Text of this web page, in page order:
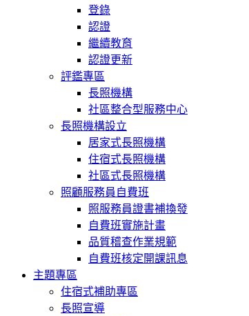
登錄
認證
繼續教育
認證更新
評鑑專區
長照機構
社區整合型服務中心
長照機構設立
居家式長照機構
住宿式長照機構
社區式長照機構
照顧服務員自費班
照服務員證書補換發
自費班實施計畫
品質稽查作業規範
自費班核定開課訊息
主題專區
住宿式補助專區
長照宣導